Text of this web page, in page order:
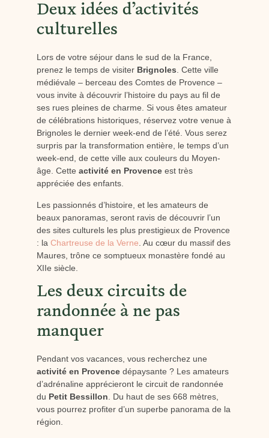
Deux idées d’activités
culturelles
Lors de votre séjour dans le sud de la France,
prenez le temps de visiter Brignoles . Cette ville
médiévale – berceau des Comtes de Provence –
vous invite à découvrir l’histoire du pays au fil de
ses rues pleines de charme. Si vous êtes amateur
de célébrations historiques, réservez votre venue à
Brignoles le dernier week-end de l’été. Vous serez
surpris par la transformation entière, le temps d’un
week-end, de cette ville aux couleurs du Moyen-
âge. Cette activité en Provenceest très
appréciée des enfants.
Les passionnés d’histoire, et les amateurs de
beaux panoramas, seront ravis de découvrir l’un
des sites culturels les plus prestigieux de Provence
: la Chartreuse de la Verne . Au cœur du massif des
Maures, trône ce somptueux monastère fondé au
XIIe siècle.
Les deux circuits de
randonnée à ne pas
manquer
Pendant vos vacances, vous recherchez une
activité en Provencedépaysante ? Les amateurs
d’adrénaline apprécieront le circuit de randonnée
du Petit Bessillon . Du haut de ses 668 mètres,
vous pourrez profiter d’un superbe panorama de la
région.